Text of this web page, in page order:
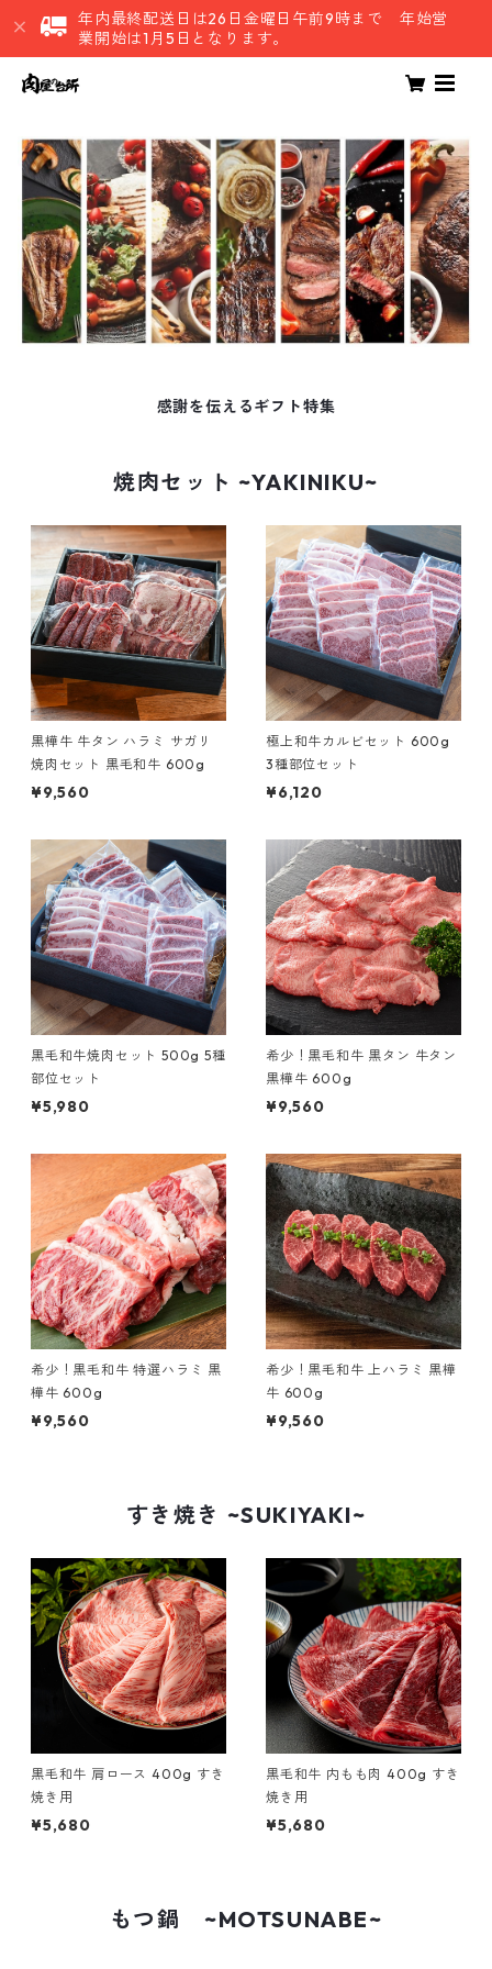
年内最終配送日は26日金曜日午前9時まで 年始営
業開始は1月5日となります。
感謝を伝えるギフト特集
焼肉セット ~YAKINIKU~
黒樺牛 牛タン ハラミ サガリ
焼肉セット 黒毛和牛 600g
¥9,560
極上和牛カルビセット 600g
3種部位セット
¥6,120
黒毛和牛焼肉セット 500g 5種
部位セット
¥5,980
希少！黒毛和牛 黒タン 牛タン
黒樺牛 600g
¥9,560
希少！黒毛和牛 特選ハラミ 黒
樺牛 600g
¥9,560
希少！黒毛和牛 上ハラミ 黒樺
牛 600g
¥9,560
すき焼き ~SUKIYAKI~
黒毛和牛 肩ロース 400g すき
焼き用
¥5,680
黒毛和牛 内もも肉 400g すき
焼き用
¥5,680
もつ鍋 ~MOTSUNABE~